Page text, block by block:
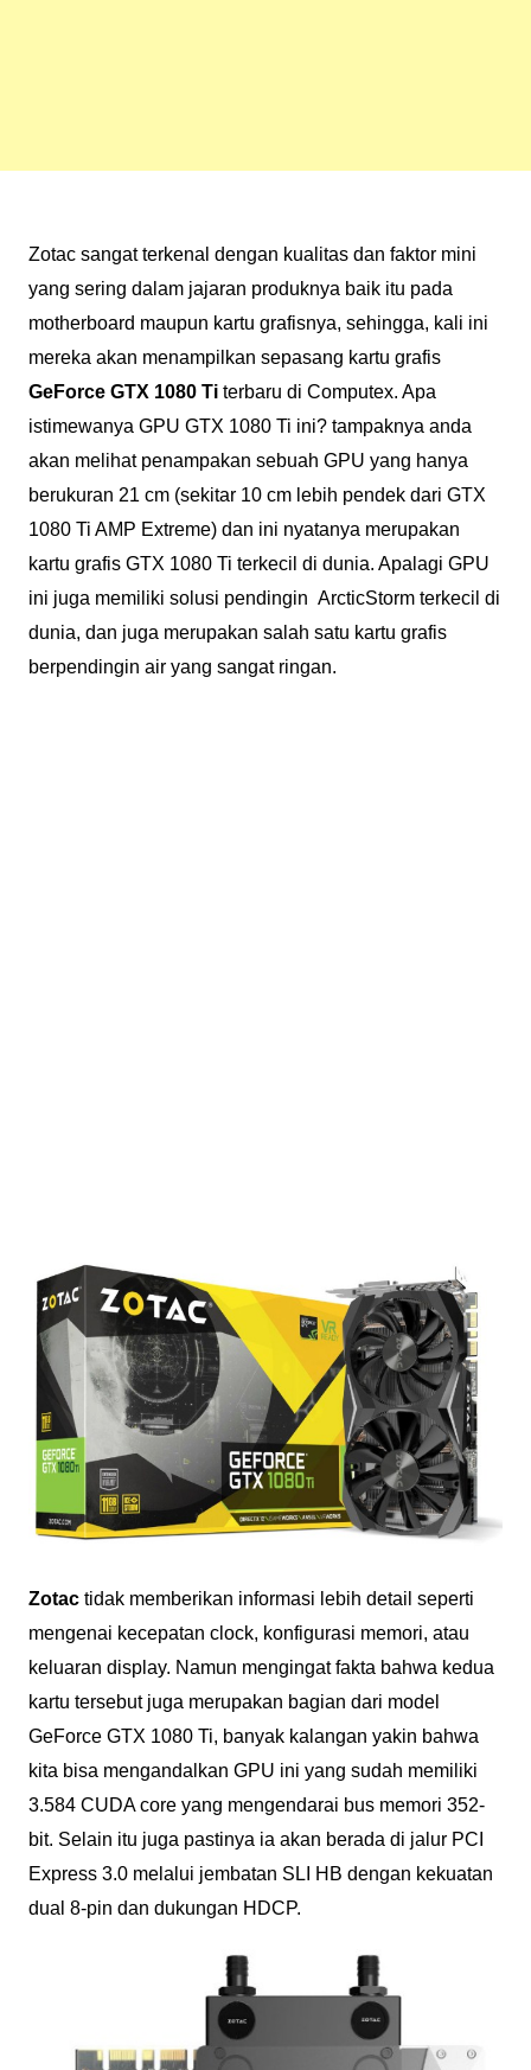
Zotac sangat terkenal dengan kualitas dan faktor mini
yang sering dalam jajaran produknya baik itu pada
motherboard maupun kartu grafisnya, sehingga, kali ini
mereka akan menampilkan sepasang kartu grafis
GeForce GTX 1080 Titerbaru di Computex. Apa
istimewanya GPU GTX 1080 Ti ini? tampaknya anda
akan melihat penampakan sebuah GPU yang hanya
berukuran 21 cm (sekitar 10 cm lebih pendek dari GTX
1080 Ti AMP Extreme) dan ini nyatanya merupakan
kartu grafis GTX 1080 Ti terkecil di dunia. Apalagi GPU
ini juga memiliki solusi pendingin ArcticStorm terkecil di
dunia, dan juga merupakan salah satu kartu grafis
berpendingin air yang sangat ringan.
Zotactidak memberikan informasi lebih detail seperti
mengenai kecepatan clock, konfigurasi memori, atau
keluaran display. Namun mengingat fakta bahwa kedua
kartu tersebut juga merupakan bagian dari model
GeForce GTX 1080 Ti, banyak kalangan yakin bahwa
kita bisa mengandalkan GPU ini yang sudah memiliki
3.584 CUDA core yang mengendarai bus memori 352-
bit. Selain itu juga pastinya ia akan berada di jalur PCI
Express 3.0 melalui jembatan SLI HB dengan kekuatan
dual 8-pin dan dukungan HDCP.